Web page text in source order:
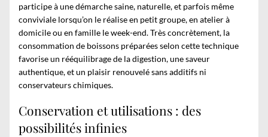
participe à une démarche saine, naturelle, et parfois même
conviviale lorsqu’on le réalise en petit groupe, en atelier à
domicile ou en famille le week-end. Très concrètement, la
consommation de boissons préparées selon cette technique
favorise un rééquilibrage de la digestion, une saveur
authentique, et un plaisir renouvelé sans additifs ni
conservateurs chimiques.
Conservation et utilisations : des
possibilités infinies